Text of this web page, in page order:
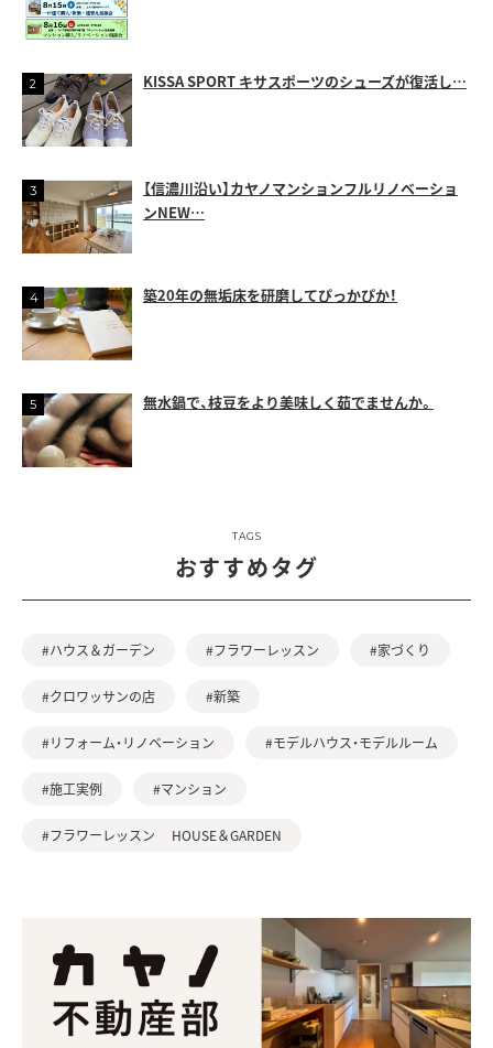
KISSA SPORT キサスポーツのシューズが復活し…
【信濃川沿い】カヤノマンションフルリノベーショ
ンNEW…
築20年の無垢床を研磨してぴっかぴか！
無水鍋で、枝豆をより美味しく茹でませんか。
TAGS
おすすめタグ
#ハウス＆ガーデン #フラワーレッスン #家づくり
#クロワッサンの店 #新築
#リフォーム・リノベーション #モデルハウス・モデルルーム
#施工実例 #マンション
#フラワーレッスン HOUSE＆GARDEN